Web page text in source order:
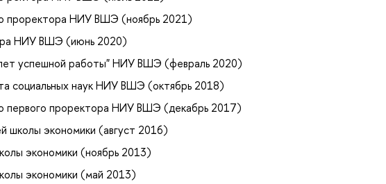
проректора НИУ ВШЭ (ноябрь 2021)
НИУ ВШЭ (июнь 2020)
успешной работы" НИУ ВШЭ (февраль 2020)
социальных наук НИУ ВШЭ (октябрь 2018)
первого проректора НИУ ВШЭ (декабрь 2017)
школы экономики (август 2016)
экономики (ноябрь 2013)
экономики (май 2013)